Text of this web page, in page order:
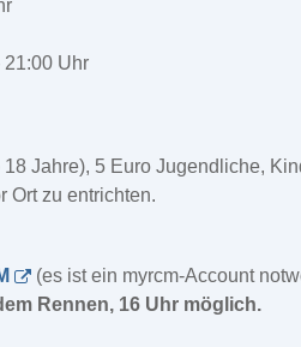
Uhr
Jahre), 5 Euro Jugendliche,
Ort zu entrichten.
(es ist ein myrcm-Account
Rennen, 16 Uhr möglich.